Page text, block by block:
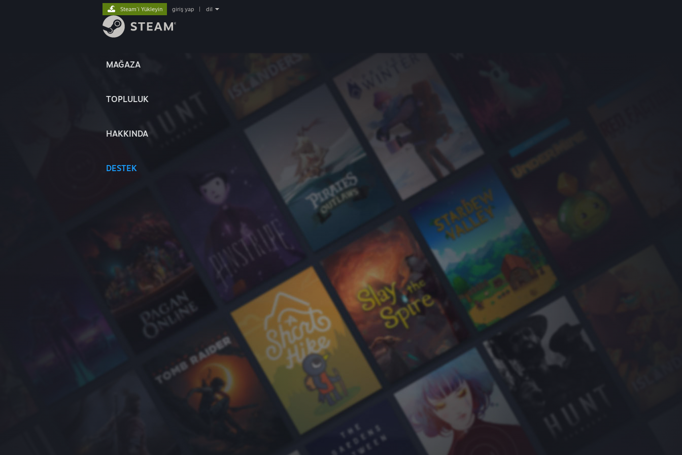
MAĞAZA
TOPLULUK
HAKKINDA
DESTEK
Steam'i Yükleyin giriş yap dil